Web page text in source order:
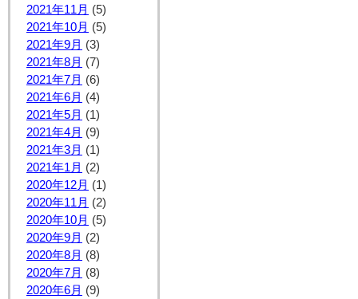
2021年11月 (5)
2021年10月 (5)
2021年9月 (3)
2021年8月 (7)
2021年7月 (6)
2021年6月 (4)
2021年5月 (1)
2021年4月 (9)
2021年3月 (1)
2021年1月 (2)
2020年12月 (1)
2020年11月 (2)
2020年10月 (5)
2020年9月 (2)
2020年8月 (8)
2020年7月 (8)
2020年6月 (9)